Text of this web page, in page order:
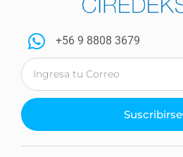
+56 9 8808 3679
Suscribirse